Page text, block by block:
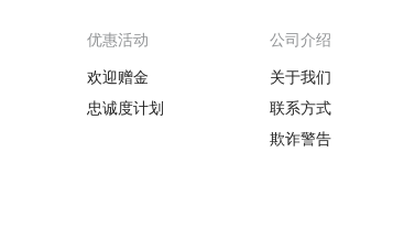
优惠活动
欢迎赠金
忠诚度计划
公司介绍
关于我们
联系方式
欺诈警告